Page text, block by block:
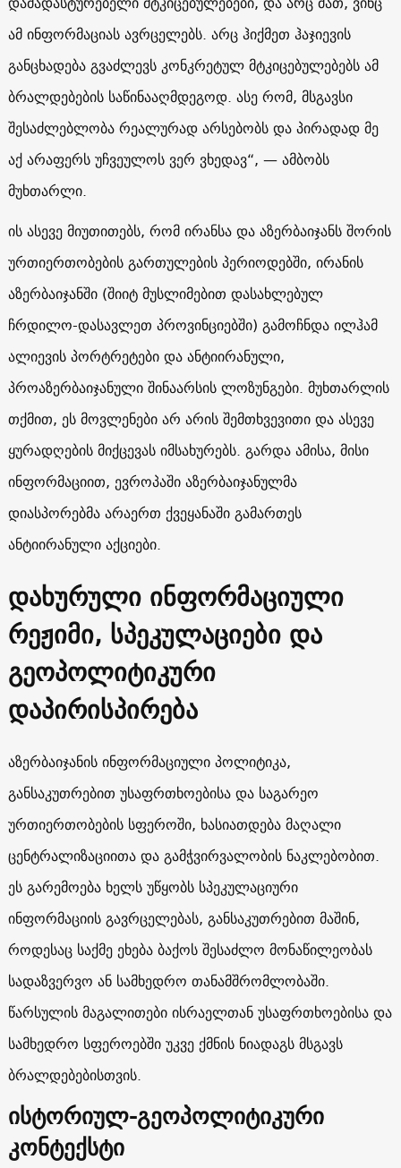
ამ ინფორმაციას ავრცელებს. არც ჰიქმეთ ჰაჯიევის
განცხადება გვაძლევს კონკრეტულ მტკიცებულებებს ამ
ბრალდებების საწინააღმდეგოდ. ასე რომ, მსგავსი
შესაძლებლობა რეალურად არსებობს და პირადად მე
აქ არაფერს უჩვეულოს ვერ ვხედავ“, — ამბობს
მუხთარლი.
ის ასევე მიუთითებს, რომ ირანსა და აზერბაიჯანს შორის
ურთიერთობების გართულების პერიოდებში, ირანის
აზერბაიჯანში (შიიტ მუსლიმებით დასახლებულ
ჩრდილო-დასავლეთ პროვინციებში) გამოჩნდა ილჰამ
ალიევის პორტრეტები და ანტიირანული,
პროაზერბაიჯანული შინაარსის ლოზუნგები. მუხთარლის
თქმით, ეს მოვლენები არ არის შემთხვევითი და ასევე
ყურადღების მიქცევას იმსახურებს. გარდა ამისა, მისი
ინფორმაციით, ევროპაში აზერბაიჯანულმა
დიასპორებმა არაერთ ქვეყანაში გამართეს
ანტიირანული აქციები.
დახურული ინფორმაციული
რეჟიმი, სპეკულაციები და
გეოპოლიტიკური
დაპირისპირება
აზერბაიჯანის ინფორმაციული პოლიტიკა,
განსაკუთრებით უსაფრთხოებისა და საგარეო
ურთიერთობების სფეროში, ხასიათდება მაღალი
ცენტრალიზაციითა და გამჭვირვალობის ნაკლებობით.
ეს გარემოება ხელს უწყობს სპეკულაციური
ინფორმაციის გავრცელებას, განსაკუთრებით მაშინ,
როდესაც საქმე ეხება ბაქოს შესაძლო მონაწილეობას
სადაზვერვო ან სამხედრო თანამშრომლობაში.
წარსულის მაგალითები ისრაელთან უსაფრთხოებისა და
სამხედრო სფეროებში უკვე ქმნის ნიადაგს მსგავს
ბრალდებებისთვის.
ისტორიულ-გეოპოლიტიკური
კონტექსტი